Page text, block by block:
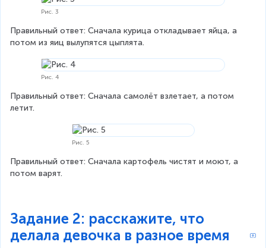
Рис. 3
Правильный ответ: Сначала курица откладывает яйца, а
потом из яиц вылупятся цыплята.
Рис. 4
Правильный ответ: Сначала самолёт взлетает, а потом
летит.
Рис. 5
Правильный ответ: Сначала картофель чистят и моют, а
потом варят.
Задание 2: расскажите, что
делала девочка в разное время